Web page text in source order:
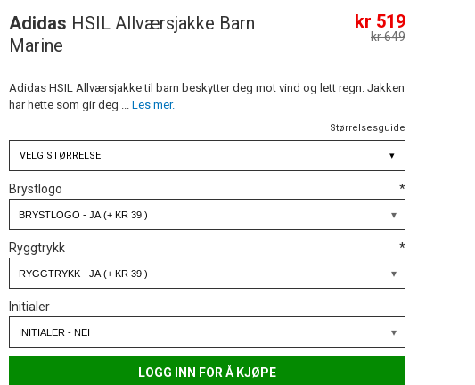
Adidas HSIL Allværsjakke Barn
Marine
kr 519
kr 649
Adidas HSIL Allværsjakke til barn beskytter deg mot vind og lett regn. Jakken
har hette som gir deg ... Les mer.
Størrelsesguide
VELG STØRRELSE ▾
Brystlogo *
Ryggtrykk *
Initialer
LOGG INN FOR Å KJØPE